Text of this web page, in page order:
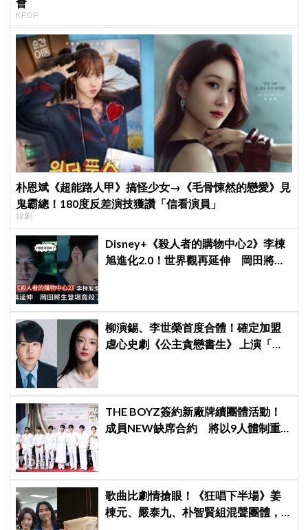
KPOP
朴恩斌《超能路人甲》搞怪少女→《毛骨悚然的戀愛》見
鬼霸總！180度反差演技獲讚「信看演員」
韓劇
Disney+《殺人者的購物中心2》李棟
旭進化2.0！世界觀再延伸 岡田將生
柳演錫、李世榮首度合體！確定加盟
虐心史劇《公主貪戀書生》 上演「朝
THE BOYZ簽約新廠牌續團體活動！
成員NEW缺席合約 將以9人體制重
歌曲比劇情搶眼！《狂唱下半場》姜
棟元、嚴泰九、朴智賢組混聲團體，